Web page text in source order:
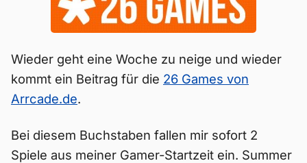
Wieder geht eine Woche zu neige und wieder
kommt ein Beitrag für die 26 Games von
Arrcade.de.
Bei diesem Buchstaben fallen mir sofort 2
Spiele aus meiner Gamer-Startzeit ein. Summer